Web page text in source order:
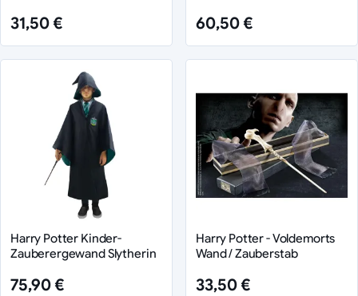
31,50 € 60,50 €
Harry Potter Kinder-
Zauberergewand Slytherin
75,90 €
Harry Potter - Voldemorts
Wand / Zauberstab
33,50 €